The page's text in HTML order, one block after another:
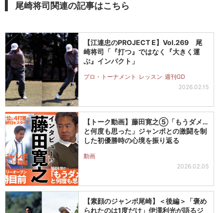
尾崎将司関連の記事はこちら
【江連忠のPROJECT E】Vol.269 尾
崎将司「『打つ』ではなく『大きく運
ぶ』インパクト」
プロ・トーナメント レッスン 週刊GD
2026.02.15
【トーク動画】藤田寛之⑤「もうダメ…
と何度も思った」ジャンボとの激闘を制
した初優勝時の心境を振り返る
動画
2026.02.05
【素顔のジャンボ尾崎】＜後編＞「褒め
られたのは1度だけ」伊澤利光が語るジ